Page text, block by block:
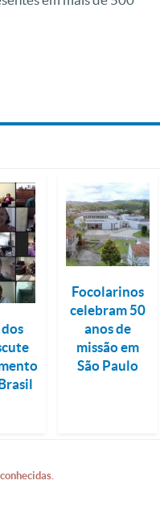
Focolarinos
celebram 50
anos de
missão em
São Paulo